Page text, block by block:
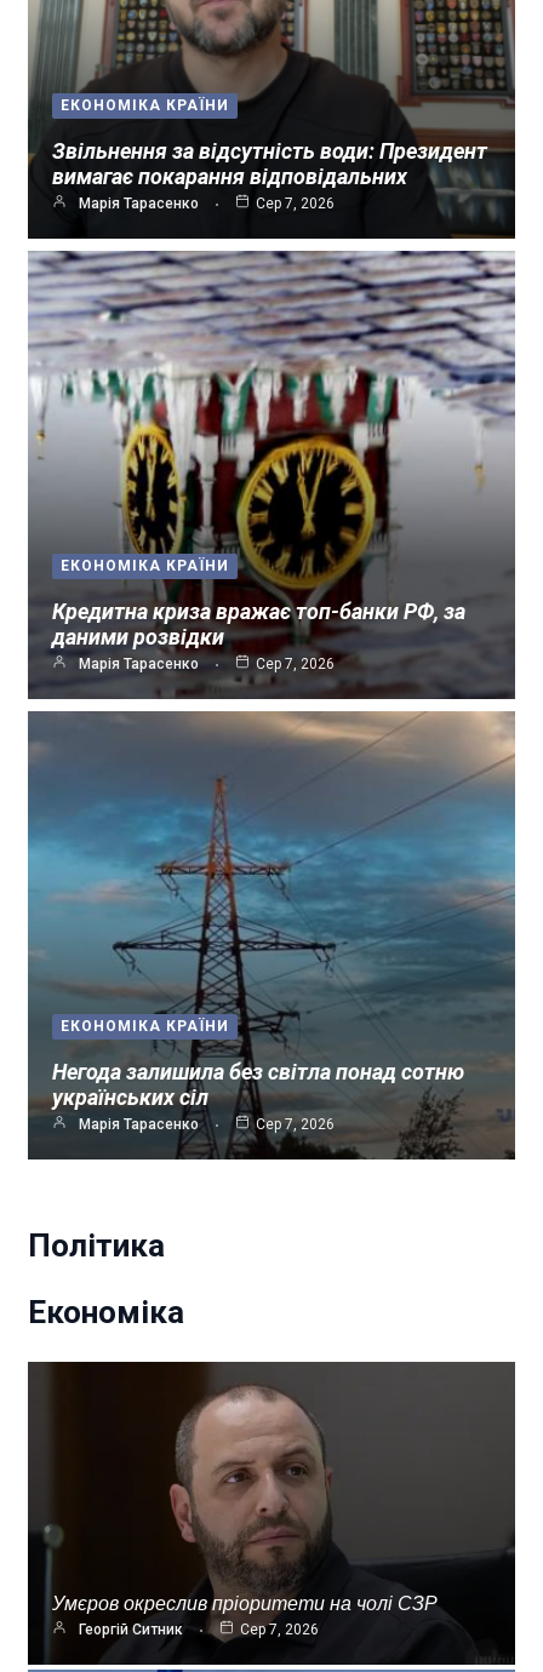
ЕКОНОМІКА КРАЇНИ
Звільнення за відсутність води: Президент
вимагає покарання відповідальних
Марія Тарасенко Сер 7, 2026
ЕКОНОМІКА КРАЇНИ
Кредитна криза вражає топ-банки РФ, за
даними розвідки
Марія Тарасенко Сер 7, 2026
ЕКОНОМІКА КРАЇНИ
Негода залишила без світла понад сотню
українських сіл
Марія Тарасенко Сер 7, 2026
Політика
Економіка
Умєров окреслив пріоритети на чолі СЗР
Георгій Ситник Сер 7, 2026